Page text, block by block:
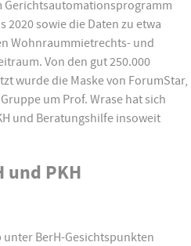
Gerichtsautomationsprogramm
2020 sowie die Daten zu etwa
Wohnraummietrechts- und
Von den gut 250.000
wurde die Maske von ForumStar,
um Prof. Wrase hat sich
und Beratungshilfe insoweit
und PKH
unter BerH-Gesichtspunkten